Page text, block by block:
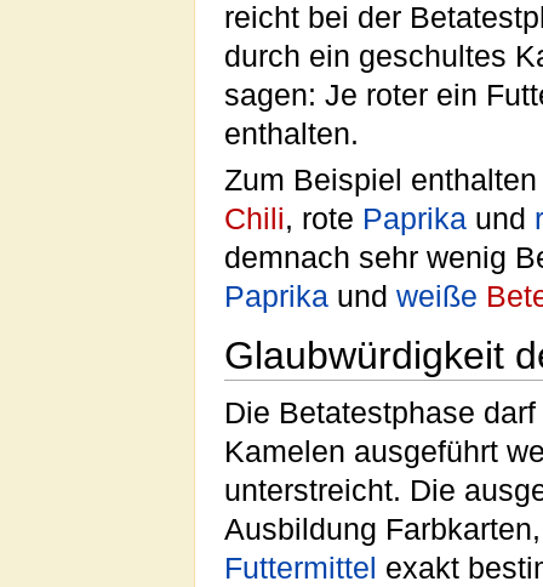
reicht bei der
durch ein geschultes
sagen: Je roter ein
enthalten.
Zum Beispiel
Chili, rote Paprika und
demnach sehr wenig
Paprika und weiße
Glaubwürdigkeit
Die Betatestphase
Kamelen ausgeführt
unterstreicht. Die
Ausbildung
Futtermittel exakt